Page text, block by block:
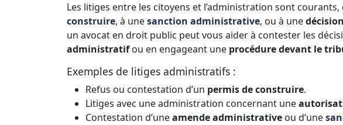
Les litiges entre les citoyens et l’administration sont courants,
construire, à unesanction administrative, ou à une
un avocat en droit public peut vous aider à contester les
administratifou en engageant une procédure devant le
Exemples de litiges administratifs :
Refus ou contestation d’un permis de construire.
Litiges avec une administration concernant une
Contestation d’uneamende administrative ou d’une